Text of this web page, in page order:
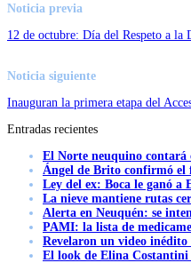
Noticia previa
12 de octubre: Día del Respeto a la
Noticia siguiente
Inauguran la primera etapa del
Entradas recientes
El Norte neuquino contará
Ángel de Brito confirmó
Ley del ex: Boca le ganó a
La nieve mantiene rutas
Alerta en Neuquén: se
PAMI: la lista de
Revelaron un video
El look de Elina